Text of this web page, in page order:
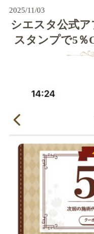
2025/11/03
シエスタ公式ア
スタンプで5％